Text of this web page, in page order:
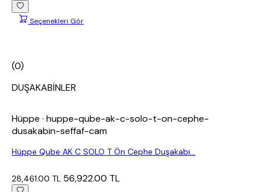
Seçenekleri Gör
(0)
DUŞAKABİNLER
Hüppe · huppe-qube-ak-c-solo-t-on-cephe-
dusakabin-seffaf-cam
Hüppe Qube AK C SOLO T Ön Cephe Duşakabi...
28,461.00 TL 56,922.00 TL